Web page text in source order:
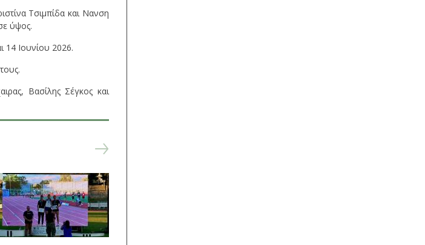
Τσιμπίδα και Νανση
ύψος.
14 Ιουνίου 2026.
Βασίλης Σέγκος και